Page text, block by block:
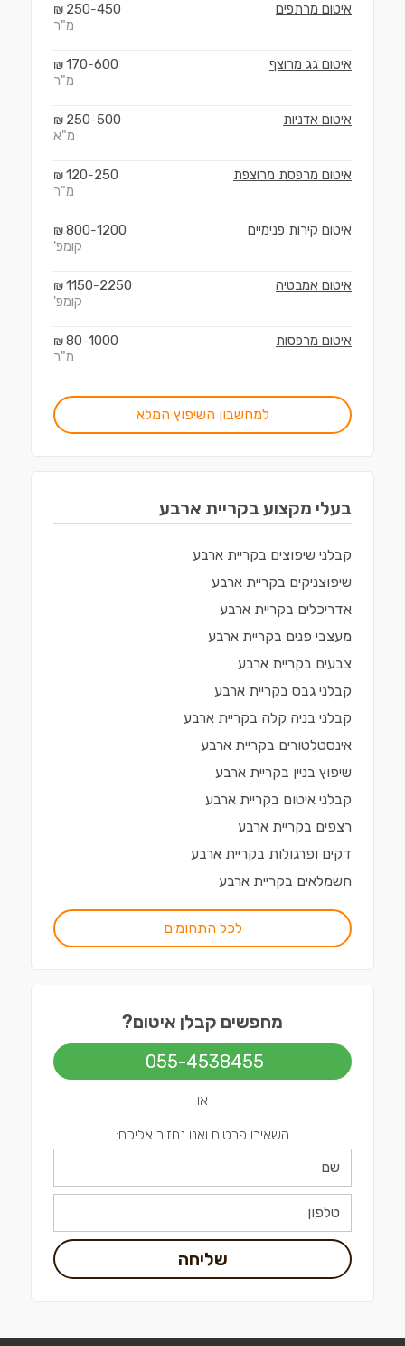
איטום מרתפים 250-450
₪
מ"ר
איטום גג מרוצף 170-600
₪
מ"ר
איטום אדניות 250-500
₪
מ"א
איטום מרפסת מרוצפת 120-250
₪
מ"ר
איטום קירות פנימיים 800-1200
₪
קומפ'
איטום אמבטיה 1150-2250
₪
קומפ'
איטום מרפסות 80-1000
₪
מ"ר
למחשבון השיפוץ המלא
בעלי מקצוע בקריית ארבע
קבלני שיפוצים בקריית ארבע
שיפוצניקים בקריית ארבע
אדריכלים בקריית ארבע
מעצבי פנים בקריית ארבע
צבעים בקריית ארבע
קבלני גבס בקריית ארבע
קבלני בניה קלה בקריית ארבע
אינסטלטורים בקריית ארבע
שיפוץ בניין בקריית ארבע
קבלני איטום בקריית ארבע
רצפים בקריית ארבע
דקים ופרגולות בקריית ארבע
חשמלאים בקריית ארבע
לכל התחומים
מחפשים קבלן איטום?
055-4538455
או
השאירו פרטים ואנו נחזור אליכם:
שליחה